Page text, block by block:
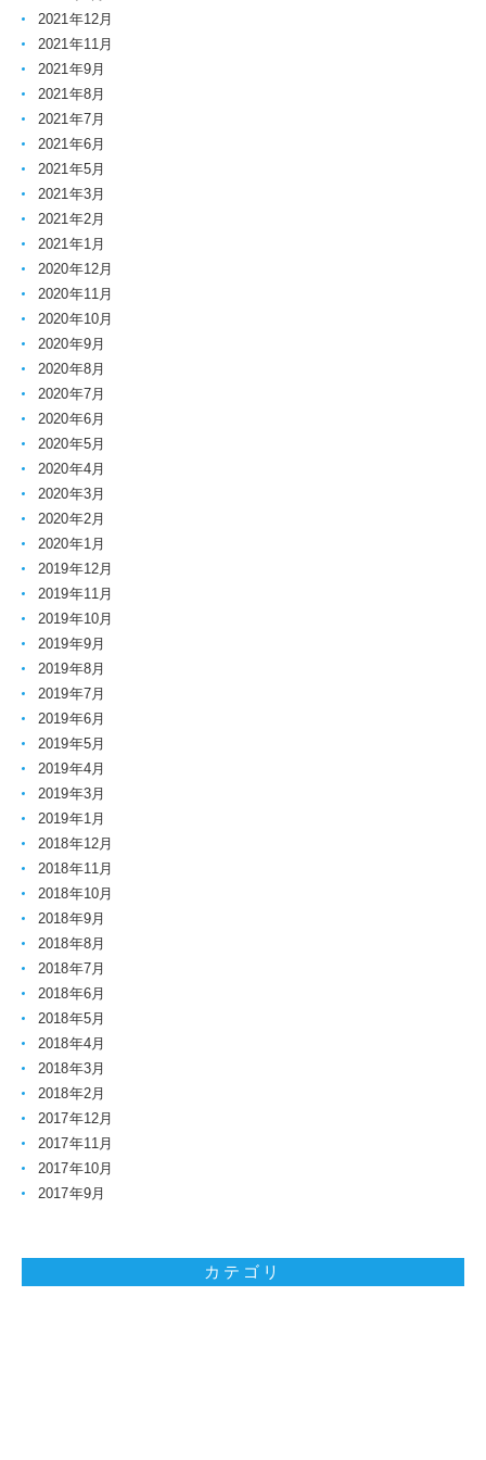
2021年12月
2021年11月
2021年9月
2021年8月
2021年7月
2021年6月
2021年5月
2021年3月
2021年2月
2021年1月
2020年12月
2020年11月
2020年10月
2020年9月
2020年8月
2020年7月
2020年6月
2020年5月
2020年4月
2020年3月
2020年2月
2020年1月
2019年12月
2019年11月
2019年10月
2019年9月
2019年8月
2019年7月
2019年6月
2019年5月
2019年4月
2019年3月
2019年1月
2018年12月
2018年11月
2018年10月
2018年9月
2018年8月
2018年7月
2018年6月
2018年5月
2018年4月
2018年3月
2018年2月
2017年12月
2017年11月
2017年10月
2017年9月
カテゴリ